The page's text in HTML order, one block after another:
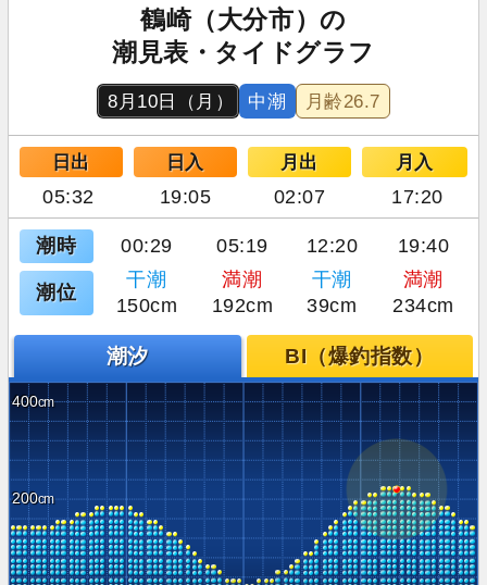
鶴崎（大分市）の
潮見表・タイドグラフ
8月10日（月） 中潮 月齢26.7
日出 日入 月出 月入
05:32 19:05 02:07 17:20
潮時 00:29 05:19 12:20 19:40
潮位
干潮 満潮 干潮
満潮
150cm
192cm 39cm 234cm
潮汐 BI（爆釣指数）
400
200